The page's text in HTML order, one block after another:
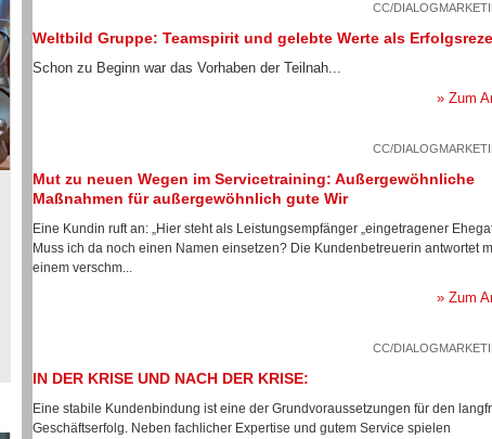
CC/
Weltbild Gruppe: Teamspirit und gelebte Werte als
Schon zu Beginn war das Vorhaben der Teilnah...
» Zum
CC/
Mut zu neuen Wegen im Servicetraining: Außergewöhnliche
Maßnahmen für außergewöhnlich gute Wir
Eine Kundin ruft an: „Hier steht als Leistungsempfänger „eingetragener
Muss ich da noch einen Namen einsetzen? Die Kundenbetreuerin antwortet
einem verschm...
» Zum
CC/
IN DER KRISE UND NACH DER KRISE:
Eine stabile Kundenbindung ist eine der Grundvoraussetzungen für den
Geschäftserfolg. Neben fachlicher Expertise und gutem Service spielen